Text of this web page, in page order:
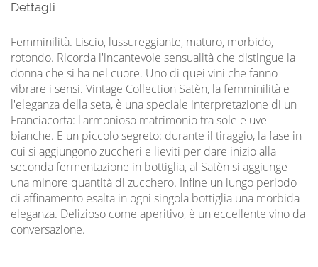
Dettagli
Femminilità. Liscio, lussureggiante, maturo, morbido,
rotondo. Ricorda l'incantevole sensualità che distingue la
donna che si ha nel cuore. Uno di quei vini che fanno
vibrare i sensi. Vintage Collection Satèn, la femminilità e
l'eleganza della seta, è una speciale interpretazione di un
Franciacorta: l'armonioso matrimonio tra sole e uve
bianche. E un piccolo segreto: durante il tiraggio, la fase in
cui si aggiungono zuccheri e lieviti per dare inizio alla
seconda fermentazione in bottiglia, al Satèn si aggiunge
una minore quantità di zucchero. Infine un lungo periodo
di affinamento esalta in ogni singola bottiglia una morbida
eleganza. Delizioso come aperitivo, è un eccellente vino da
conversazione.